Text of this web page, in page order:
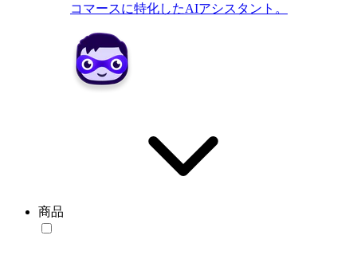
コマースに特化したAIアシスタント。
商品